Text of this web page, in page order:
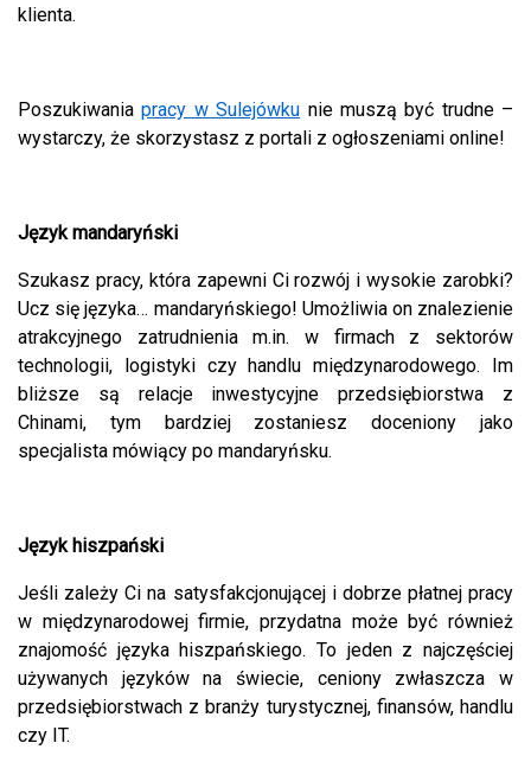
klienta.
Poszukiwaniapracy w Sulejówku nie muszą być trudne –
wystarczy, że skorzystasz z portali z ogłoszeniami online!
Język mandaryński
Szukasz pracy, która zapewni Ci rozwój i wysokie zarobki?
Ucz się języka… mandaryńskiego! Umożliwia on znalezienie
atrakcyjnego zatrudnienia m.in. w firmach z sektorów
technologii, logistyki czy handlu międzynarodowego. Im
bliższe są relacje inwestycyjne przedsiębiorstwa z
Chinami, tym bardziej zostaniesz doceniony jako
specjalista mówiący po mandaryńsku.
Język hiszpański
Jeśli zależy Ci na satysfakcjonującej i dobrze płatnej pracy
w międzynarodowej firmie, przydatna może być również
znajomość języka hiszpańskiego. To jeden z najczęściej
używanych języków na świecie, ceniony zwłaszcza w
przedsiębiorstwach z branży turystycznej, finansów, handlu
czy IT.